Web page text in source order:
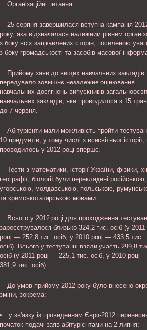
Організаційні питання
25 серпня завершилася вступна кампанія
року, яка відзначалася належним рівнем
з боку всіх зацікавлених сторін, посиленою
з боку громадськості та засобів масової
Прийому заяв до вищих навчальних закладів
передувало зовнішнє незалежне оцінювання
навчальних досягнень випускників
навчальних закладів, яке проводилося з 15
до 7 червня.
Абітурієнти мали можливість пройти
10 предметів, у тому числі з всесвітньої
проводилось у 2012 році вперше.
Тести з математики, історії України, фізики,
географії, біології були перекладені російською,
угорською, молдавською, польською,
та кримськотатарською мовами.
Всього у 2012 році для проходження
зареєструвалося близько 324,2 тис. осіб (у 2011
році — 252,8 тис. осіб, у 2010 році — 433,5 тис.
осіб). Всього у тестуванні взяли участь 299,8
осіб (у 2011 році — 225,1 тис. осіб, у 2010 році
381,9 тис. осіб).
До умов прийому 2012 року було внесено
зміни, зокрема:
у зв'язку із проведенням Євро-2012
початок подачі заяв абітурієнтами на 2 липня;